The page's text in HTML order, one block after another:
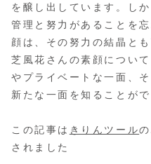
を醸し出しています。し
管理と努力があることを
顔は、その努力の結晶と
芝風花さんの素顔につい
やプライベートな一面、
新たな一面を知ることが
この記事は きりんツール
されました